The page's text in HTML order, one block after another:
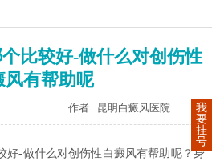
比较好-做什么对创伤性
风有帮助呢
作者: 昆明白癜风医院
好-做什么对创伤性白癜风有帮助呢？身
我
要
挂
号